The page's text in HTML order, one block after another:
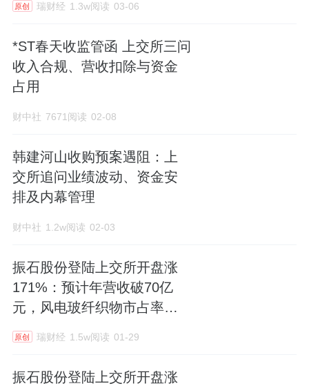
原创 瑞财经 1.3w阅读 03-06
*ST春天收监管函 上交所三问
收入合规、营收扣除与资金
占用
财中社 7671阅读 02-08
韩建河山收购预案遇阻：上
交所追问业绩波动、资金安
排及内幕管理
财中社 1.2w阅读 02-03
振石股份登陆上交所开盘涨
171%：预计年营收破70亿
元，风电玻纤织物市占率全
球第一
原创 瑞财经 1.5w阅读 01-29
振石股份登陆上交所开盘涨